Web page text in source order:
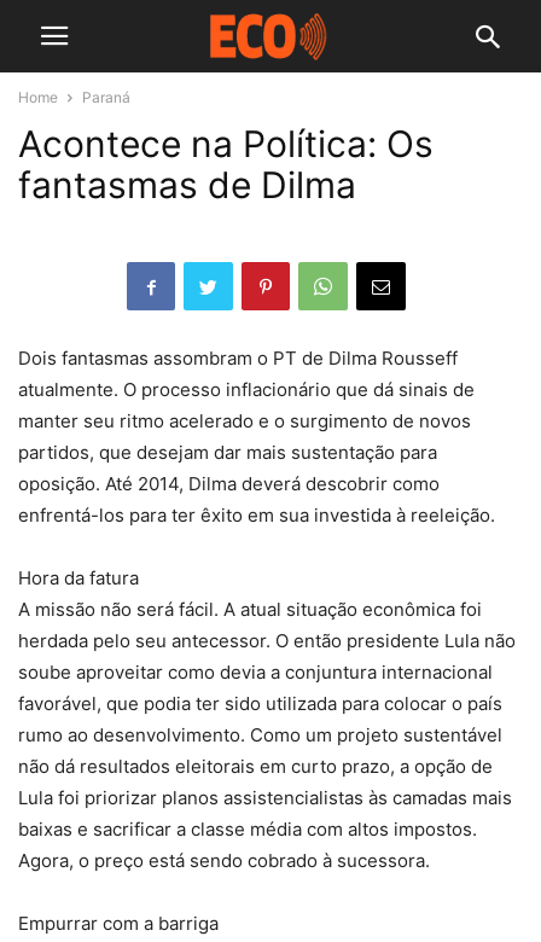
Home Paraná
Acontece na Política: Os
fantasmas de Dilma
Dois fantasmas assombram o PT de Dilma Rousseff
atualmente. O processo inflacionário que dá sinais de
manter seu ritmo acelerado e o surgimento de novos
partidos, que desejam dar mais sustentação para
oposição. Até 2014, Dilma deverá descobrir como
enfrentá-los para ter êxito em sua investida à reeleição.
Hora da fatura
A missão não será fácil. A atual situação econômica foi
herdada pelo seu antecessor. O então presidente Lula não
soube aproveitar como devia a conjuntura internacional
favorável, que podia ter sido utilizada para colocar o país
rumo ao desenvolvimento. Como um projeto sustentável
não dá resultados eleitorais em curto prazo, a opção de
Lula foi priorizar planos assistencialistas às camadas mais
baixas e sacrificar a classe média com altos impostos.
Agora, o preço está sendo cobrado à sucessora.
Empurrar com a barriga